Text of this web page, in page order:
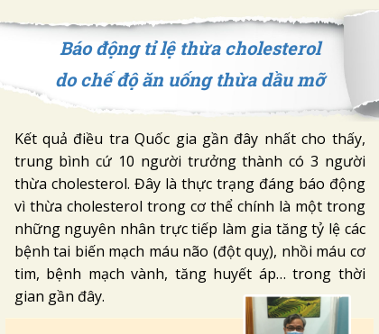
do chế độ ăn uống thừa dầu mỡ
Báo động tỉ lệ thừa cholesterol
Kết quả điều tra Quốc gia gần đây nhất cho thấy,
trung bình cứ 10 người trưởng thành có 3 người
thừa cholesterol. Đây là thực trạng đáng báo động
vì thừa cholesterol trong cơ thể chính là một trong
những nguyên nhân trực tiếp làm gia tăng tỷ lệ các
bệnh tai biến mạch máu não (đột quỵ), nhồi máu cơ
tim, bệnh mạch vành, tăng huyết áp… trong thời
gian gần đây.